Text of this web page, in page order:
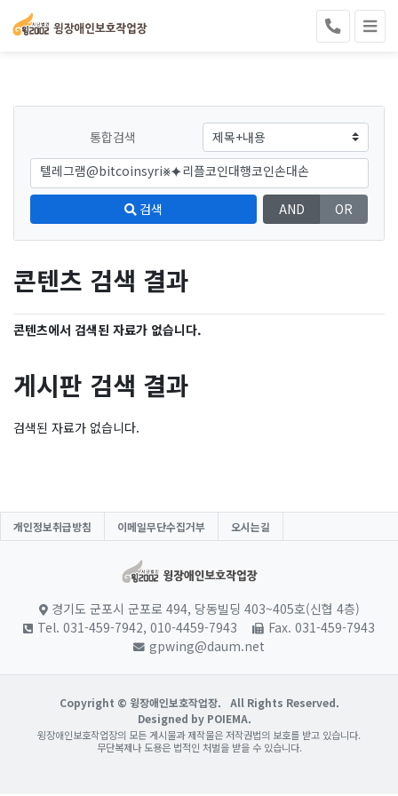
통합검색
검색 AND OR
콘텐츠 검색 결과
콘텐츠에서 검색된 자료가 없습니다.
게시판 검색 결과
검색된 자료가 없습니다.
개인정보취급방침 이메일무단수집거부 오시는길
경기도 군포시 군포로 494, 당동빌딩 403~405호(신협 4층)
Tel. 031-459-7942, 010-4459-7943
Fax. 031-459-7943
gpwing@daum.net
Copyright © 윙장애인보호작업장.
All Rights Reserved.
Designed by POIEMA.
윙장애인보호작업장의 모든 게시물과 제작물은 저작권법의 보호를 받고 있습니다.
무단복제나 도용은 법적인 처벌을 받을 수 있습니다.